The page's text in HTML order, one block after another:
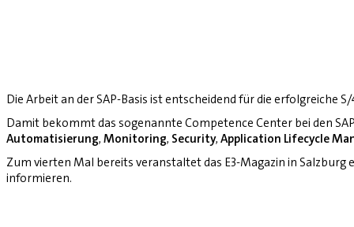
Die Arbeit an der SAP-Basis ist entscheidend für die erfolgreiche
Damit bekommt das sogenannte Competence Center bei den
Automatisierung, Monitoring, Security, Application Lifecycle
Zum vierten Mal bereits veranstaltet das E3-Magazin in
informieren.